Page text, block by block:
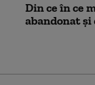
Din ce în ce
abandonat